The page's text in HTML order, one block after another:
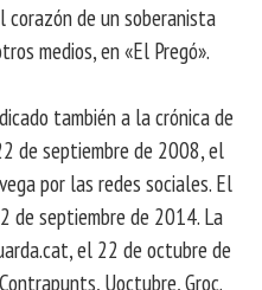
de un soberanista
medios, en «El Pregó».
también a la crónica de
de septiembre de 2008, el
por las redes sociales. El
de septiembre de 2014. La
el 22 de octubre de
Uoctubre, Groc.